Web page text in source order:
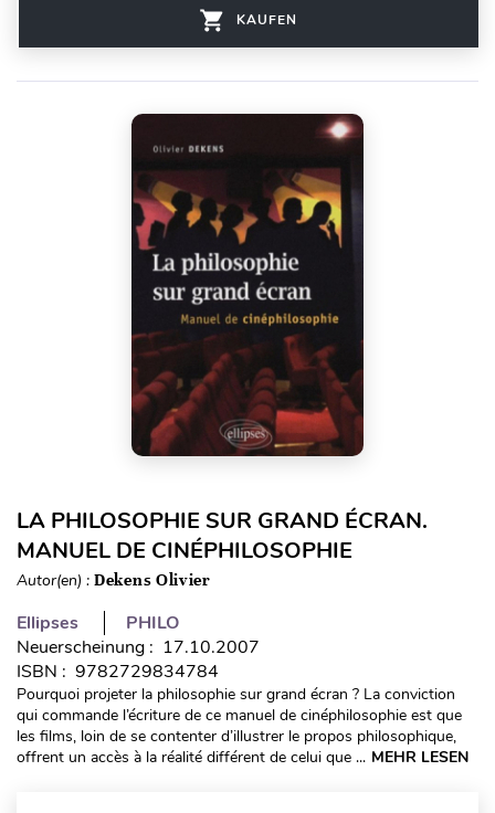
KAUFEN
LA PHILOSOPHIE SUR GRAND ÉCRAN.
MANUEL DE CINÉPHILOSOPHIE
Autor(en) : Dekens Olivier
Ellipses
PHILO
Neuerscheinung : 17.10.2007
ISBN : 9782729834784
Pourquoi projeter la philosophie sur grand écran ? La conviction
qui commande l’écriture de ce manuel de cinéphilosophie est que
les films, loin de se contenter d’illustrer le propos philosophique,
offrent un accès à la réalité différent de celui que ... MEHR LESEN